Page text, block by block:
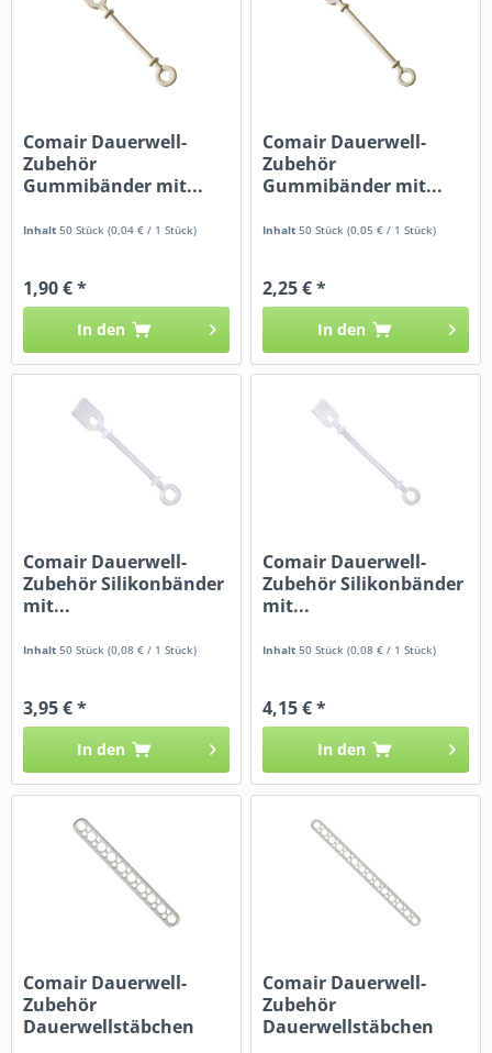
Comair Dauerwell-
Zubehör
Gummibänder mit...
Inhalt50 Stück(0,04 € / 1 Stück)
1,90 € *
In den
Comair Dauerwell-
Zubehör
Gummibänder mit...
Inhalt50 Stück(0,05 € / 1 Stück)
2,25 € *
In den
Comair Dauerwell-
Zubehör Silikonbänder
mit...
Inhalt50 Stück(0,08 € / 1 Stück)
3,95 € *
In den
Comair Dauerwell-
Zubehör Silikonbänder
mit...
Inhalt50 Stück(0,08 € / 1 Stück)
4,15 € *
In den
Comair Dauerwell-
Zubehör
Dauerwellstäbchen
Comair Dauerwell-
Zubehör
Dauerwellstäbchen